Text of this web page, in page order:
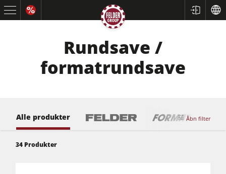
Rundsave /
formatrundsave
Åbn filter
Alle produkter
34 Produkter